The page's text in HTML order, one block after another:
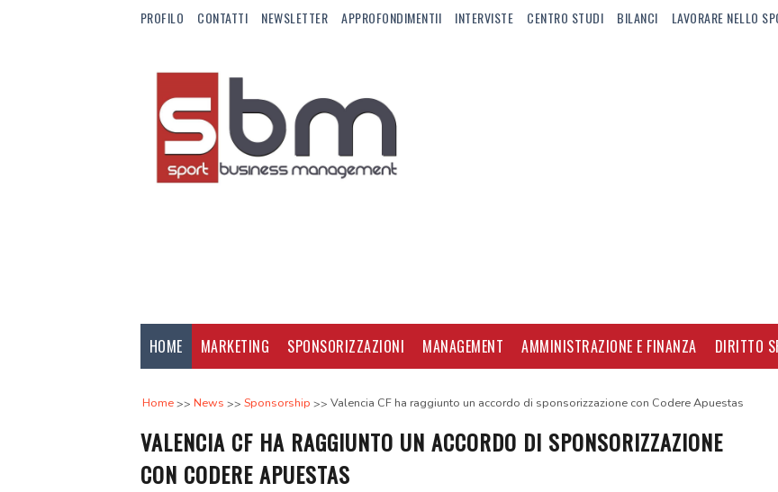
PROFILO CONTATTI NEWSLETTER APPROFONDIMENTII INTERVISTE CENTRO STUDI BILANCI LAVORARE NELLO
HOME MARKETING SPONSORIZZAZIONI MANAGEMENT AMMINISTRAZIONE E FINANZA DIRITTO
Home News Sponsorship Valencia CF ha raggiunto un accordo di sponsorizzazione con Codere Apuestas
VALENCIA CF HA RAGGIUNTO UN ACCORDO DI SPONSORIZZAZIONE
CON CODERE APUESTAS